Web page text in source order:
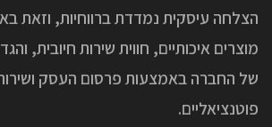
הצלחה עיסקית נמדדת ברווחיות, וזאת
מוצרים איכותיים, חווית שירות חיובית,
של החברה באמצעות פרסום העסק
פוטנציאליים.